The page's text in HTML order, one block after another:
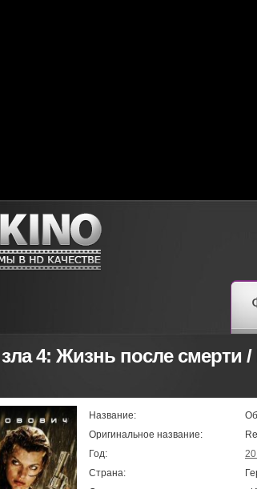
4: Жизнь после смерти
Название:
Оригинальное название:
Год:
Страна: